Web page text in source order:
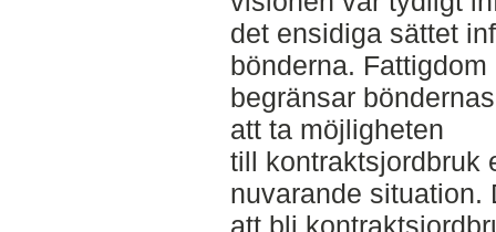
det ensidiga sättet
bönderna.
begränsar
att ta möjligheten
till kontraktsjordbruk
nuvarande situation.
att bli